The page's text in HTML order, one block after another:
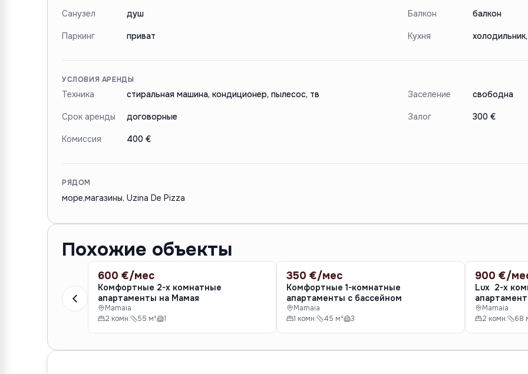
Санузел душ Балкон балкон
Паркинг приват Кухня
УСЛОВИЯ АРЕНДЫ
Техника стиральная машина, кондиционер, пылесос, тв Заселение свободна
Срок аренды договорные Залог 300 €
Комиссия 400 €
РЯДОМ
море,магазины, Uzina De Pizza
Похожие объекты
АРЕНДА
600 €/мес
Комфортные 2-х комнатные
апартаменты на Мамая
Mamaia
2 комн.
55 м² 1
АРЕНДА
350 €/мес
Комфортные 1-комнатные
апартаменты с бассейном
Mamaia
1 комн.
45 м² 3
АРЕНДА
900 €/
Lux 2-х
Mamaia
2 комн.
68